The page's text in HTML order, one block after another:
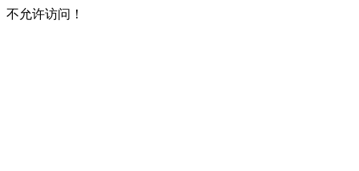
不允许访问！